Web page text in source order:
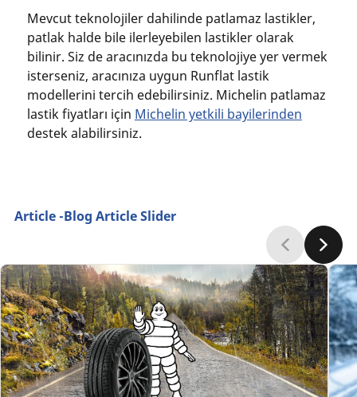
Mevcut teknolojiler dahilinde patlamaz lastikler,
patlak halde bile ilerleyebilen lastikler olarak
bilinir. Siz de aracınızda bu teknolojiye yer vermek
isterseniz, aracınıza uygun Runflat lastik
modellerini tercih edebilirsiniz. Michelin patlamaz
lastik fiyatları için Michelin yetkili bayilerinden
destek alabilirsiniz.
Article -Blog Article Slider